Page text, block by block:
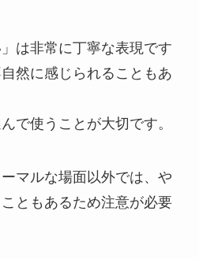
は非常に丁寧な表現です
然に感じられることもあ
で使うことが大切です。
マルな場面以外では、や
ともあるため注意が必要